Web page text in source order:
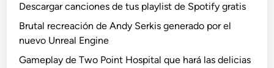
Descargar canciones de tus playlist de Spotify gratis
Brutal recreación de Andy Serkis generado por el
nuevo Unreal Engine
Gameplay de Two Point Hospital que hará las delicias